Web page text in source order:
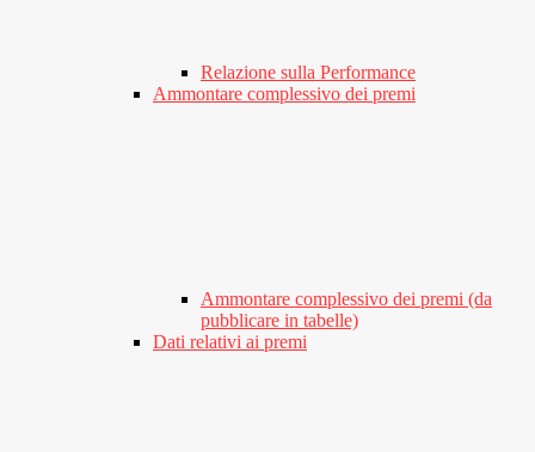
Relazione sulla Performance
Ammontare complessivo dei premi
Ammontare complessivo dei premi (da
pubblicare in tabelle)
Dati relativi ai premi